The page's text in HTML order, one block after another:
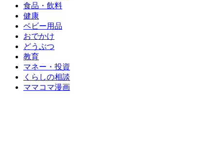
食品・飲料
健康
ベビー用品
おでかけ
どうぶつ
教育
マネー・投資
くらしの相談
ママコマ漫画